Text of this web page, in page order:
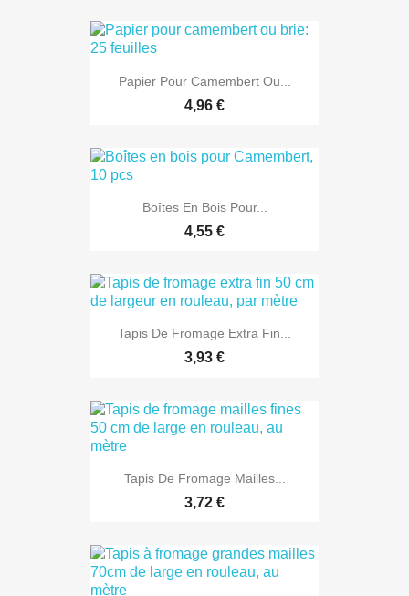
Papier Pour Camembert Ou...
4,96 €
Boîtes En Bois Pour...
4,55 €
Tapis De Fromage Extra Fin...
3,93 €
Tapis De Fromage Mailles...
3,72 €